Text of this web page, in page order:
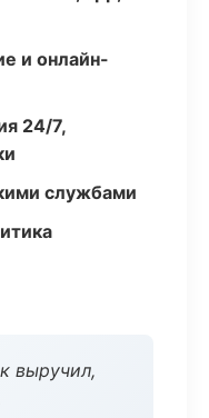
и онлайн-
24/7,
службами
выручил,